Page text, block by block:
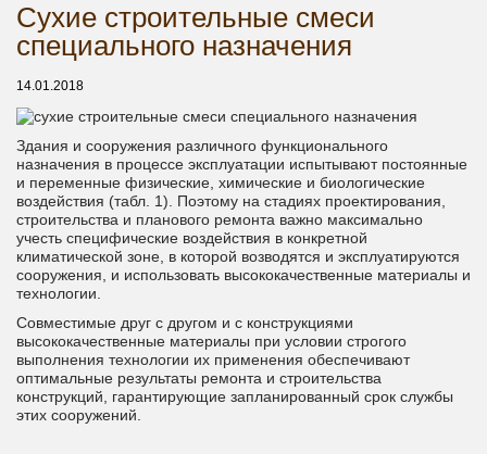
Сухие строительные смеси
специального назначения
14.01.2018
Здания и сооружения различного функционального
назначения в процессе эксплуатации испытывают постоянные
и переменные физические, химические и биологические
воздействия (табл. 1). Поэтому на стадиях проектирования,
строительства и планового ремонта важно максимально
учесть специфические воздействия в конкретной
климатической зоне, в которой возводятся и эксплуатируются
сооружения, и использовать высококачественные материалы и
технологии.
Совместимые друг с другом и с конструкциями
высококачественные материалы при условии строгого
выполнения технологии их применения обеспечивают
оптимальные результаты ремонта и строительства
конструкций, гарантирующие запланированный срок службы
этих сооружений.